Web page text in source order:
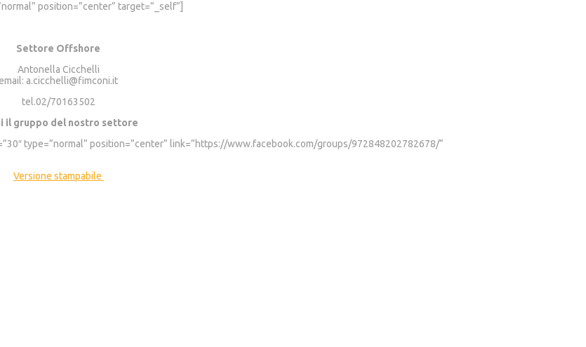
position=”center” target=”_self”]
Settore Offshore
Antonella Cicchelli
email: a.cicchelli@fimconi.it
tel.02/70163502
il gruppo del nostro settore
type=”normal” position=”center” link=”https://www.facebook.com/groups/972848202782678/”
Versione stampabile